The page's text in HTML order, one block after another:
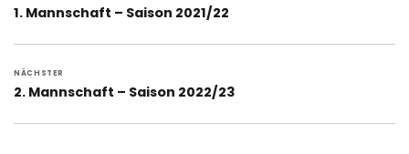
Vorheriger
1. Mannschaft – Saison 2021/22
NÄCHSTER
Nächster
2. Mannschaft – Saison 2022/23